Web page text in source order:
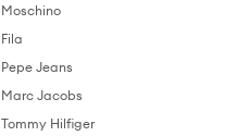
Moschino
Fila
Pepe Jeans
Marc Jacobs
Tommy Hilfiger